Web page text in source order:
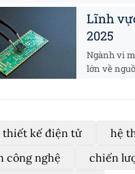
Lĩnh
2025
Ngành vi
lớn về
kế điện tử hệ
công nghệ
chiến